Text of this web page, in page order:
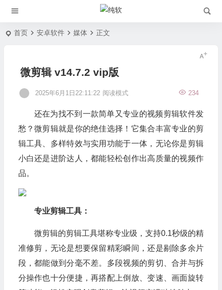
首页 安卓软件 媒体 正文
微剪辑 v14.7.2 vip版
2025年6月1日22:11:22 234
阅读模式
还在为找不到一款简单又专业的视频剪辑软件发
愁？微剪辑就是你的绝佳选择！它集合丰富专业的剪
辑工具、多样特效与实用功能于一体，无论你是剪辑
小白还是进阶达人，都能轻松创作出高质量的视频作
品。
专业剪辑工具：
微剪辑的剪辑工具堪称专业级，支持0.1秒级的精
准修剪，无论是想要保留精彩瞬间，还是剔除多余片
段，都能做到分毫不差。多段视频的剪切、合并与拆
分操作也十分便捷，再搭配上倒放、变速、画面旋转